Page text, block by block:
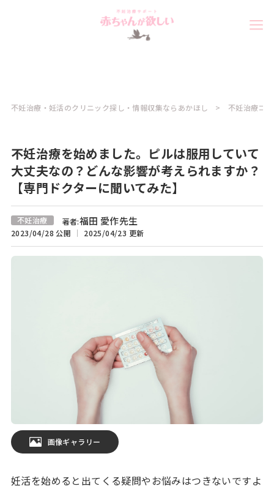
不妊治療・妊活のクリニック探し・情報収集ならあかほし 不妊治療コ
不妊治療を始めました。ピルは服用していて
大丈夫なの？どんな影響が考えられますか？
【専門ドクターに聞いてみた】
不妊治療 著者:福田 愛作先生
2023/04/28 公開 2025/04/23 更新
画像ギャラリー
妊活を始めると出てくる疑問やお悩みはつきないですよ